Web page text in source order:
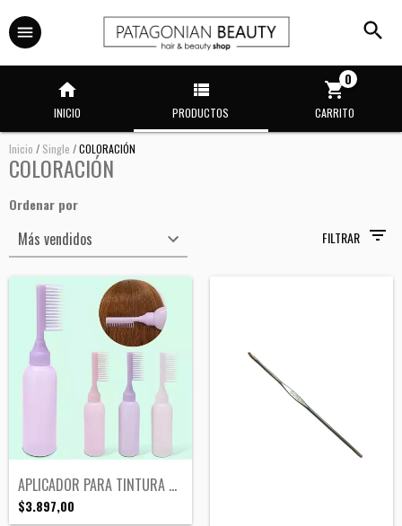
INICIO PRODUCTOS CARRITO
0
Inicio / Single /COLORACIÓN
COLORACIÓN
Ordenar por
FILTRAR
APLICADOR PARA TINTURA C/PEINE
$3.897,00